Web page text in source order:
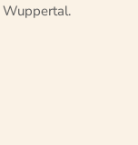
Wuppertal.